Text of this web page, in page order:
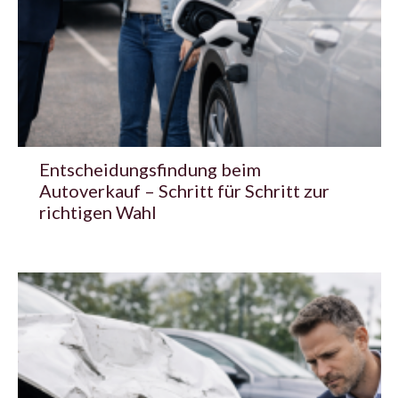
Entscheidungsfindung beim
Autoverkauf – Schritt für Schritt zur
richtigen Wahl